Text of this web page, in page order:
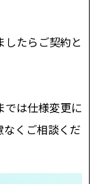
したらご契約と
では仕様変更に
くご相談くだ